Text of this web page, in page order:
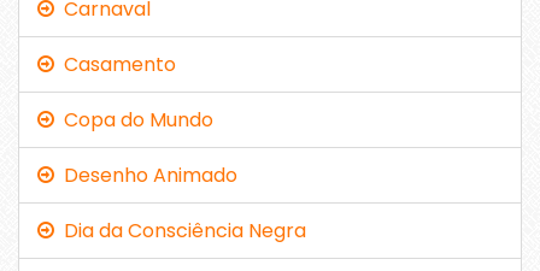
Carnaval
Casamento
Copa do Mundo
Desenho Animado
Dia da Consciência Negra